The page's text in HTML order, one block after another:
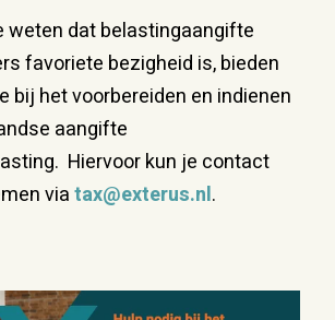
weten dat belastingaangifte
favoriete bezigheid is, bieden
bij het voorbereiden en indienen
aangifte
Hiervoor kun je contact
viatax@exterus.nl.